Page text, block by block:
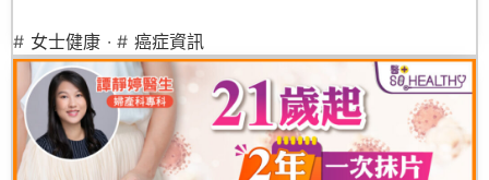
# 女士健康 · # 癌症資訊